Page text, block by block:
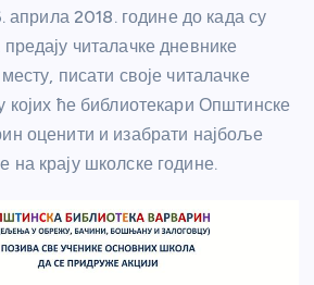
априла 2018. године до када су
читалачке дневнике
, писати своје читалачке
којих ће библиотекари Општинске
оценити и изабрати најбоље
крају школске године.